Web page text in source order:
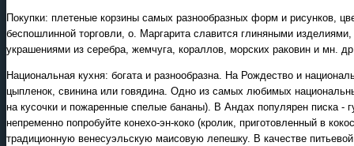
Покупки: плетеные корзины самых разнообразных форм и рисунков,
беспошлинной торговли, о. Маргарита славится глиняными
украшениями из серебра, жемчуга, кораллов, морских раковин и мн.
Национальная кухня: богата и разнообразна. На Рождество и
цыпленок, свинина или говядина. Одно из самых любимых
на кусочки и пожаренные спелые бананы). В Андах популярен писка
непременно попробуйте конехо-эн-коко (кролик, приготовленный в
традиционную венесуэльскую маисовую лепешку. В качестве